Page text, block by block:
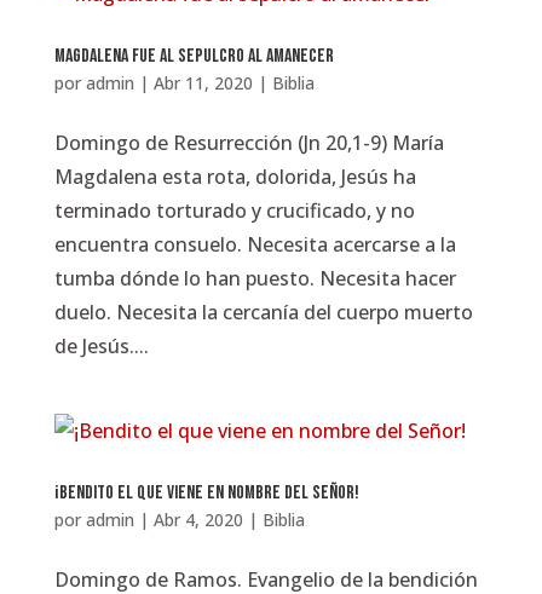
Magdalena fue al sepulcro al amanecer
por admin | Abr 11, 2020 | Biblia
Domingo de Resurrección (Jn 20,1-9) María
Magdalena esta rota, dolorida, Jesús ha
terminado torturado y crucificado, y no
encuentra consuelo. Necesita acercarse a la
tumba dónde lo han puesto. Necesita hacer
duelo. Necesita la cercanía del cuerpo muerto
de Jesús....
¡Bendito el que viene en nombre del Señor!
por admin | Abr 4, 2020 | Biblia
Domingo de Ramos. Evangelio de la bendición